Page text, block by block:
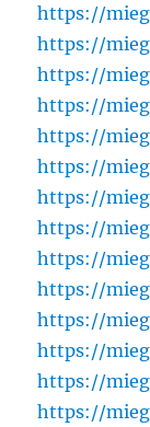
https://
https://
https://
https://
https://
https://
https://
https://
https://
https://
https://
https://
https://
https://